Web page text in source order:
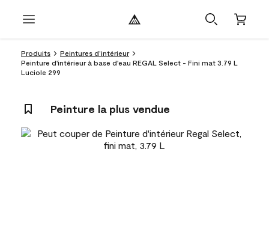
Produits
Peintures d’intérieur
Peinture d'intérieur à base d'eau REGAL Select - Fini mat 3.79 L
Luciole 299
Peinture la plus vendue